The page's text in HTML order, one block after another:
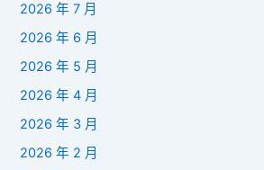
2026 年 7 月
2026 年 6 月
2026 年 5 月
2026 年 4 月
2026 年 3 月
2026 年 2 月